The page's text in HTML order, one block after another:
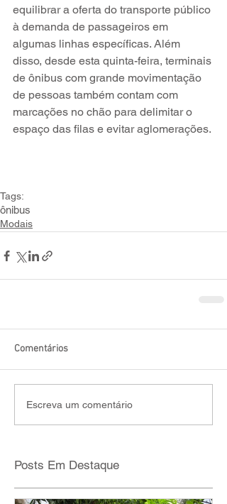
equilibrar a oferta do transporte público
à demanda de passageiros em
algumas linhas específicas. Além
disso, desde esta quinta-feira, terminais
de ônibus com grande movimentação
de pessoas também contam com
marcações no chão para delimitar o
espaço das filas e evitar aglomerações.
Tags:
ônibus
Modais
Comentários
Escreva um comentário
Posts Em Destaque